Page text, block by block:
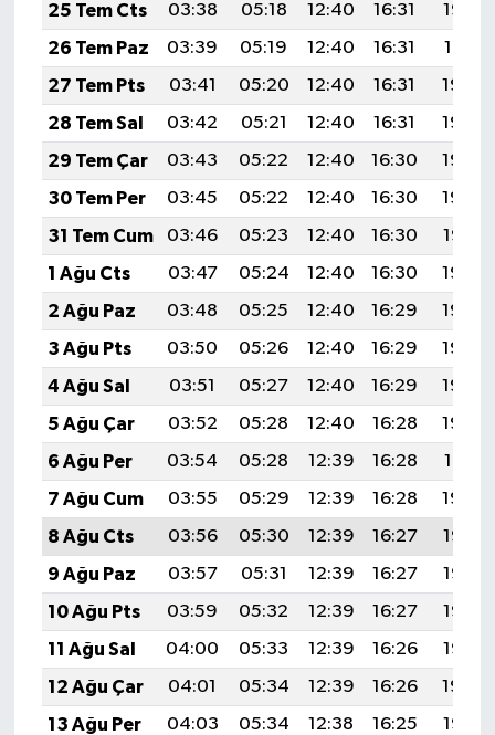
25 Tem Cts
03:38 05:18 12:40 16:31
19:52
26 Tem Paz
03:39 05:19 12:40 16:31
19:51
27 Tem Pts
03:41 05:20 12:40 16:31
19:50
28 Tem Sal
03:42 05:21 12:40 16:31
19:49
29 Tem Çar
03:43 05:22 12:40 16:30
19:49
30 Tem Per
03:45 05:22 12:40 16:30
19:48
31 Tem Cum
03:46 05:23 12:40 16:30
19:47
1 Ağu Cts
03:47 05:24 12:40 16:30
19:46
2 Ağu Paz
03:48 05:25 12:40 16:29
19:45
3 Ağu Pts
03:50 05:26 12:40 16:29
19:44
4 Ağu Sal
03:51 05:27 12:40 16:29
19:43
5 Ağu Çar
03:52 05:28 12:40 16:28
19:42
6 Ağu Per
03:54 05:28 12:39 16:28
19:41
7 Ağu Cum
03:55 05:29 12:39 16:28
19:40
8 Ağu Cts
03:56 05:30 12:39 16:27
19:38
9 Ağu Paz
03:57 05:31 12:39 16:27
19:37
10 Ağu Pts
03:59 05:32 12:39 16:27
19:36
11 Ağu Sal
04:00 05:33 12:39 16:26
19:35
12 Ağu Çar
04:01 05:34 12:39 16:26
19:34
13 Ağu Per
04:03 05:34 12:38 16:25
19:33